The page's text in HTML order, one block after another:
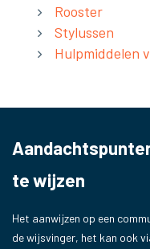
Rooster
Stylussen
Hulpmiddelen
te wijzen
Het aanwijzen op een
de wijsvinger, het kan ook